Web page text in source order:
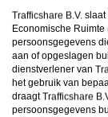
slaat
Economische
persoonsgegevens
aan of opgeslagen
dienstverlener van
het gebruik van
draagt
persoonsgegevens